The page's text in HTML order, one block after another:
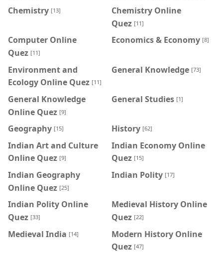
Chemistry [13]
Chemistry Online
Quez [11]
Computer Online
Quez [11]
Economics & Economy [8]
Environment and
Ecology Online Quez [11]
General Knowledge [73]
General Knowledge
Online Quez [9]
General Studies [1]
Geography [15] History [62]
Indian Art and Culture
Online Quez [9]
Indian Economy Online
Quez [15]
Indian Geography
Online Quez [25]
Indian Polity [17]
Indian Polity Online
Quez [33]
Medieval History Online
Quez [22]
Medieval India [14]
Modern History Online
Quez [47]